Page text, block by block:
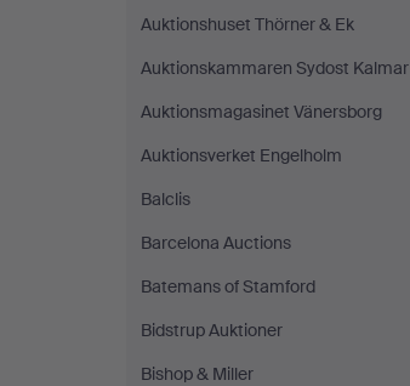
Auktionshuset Thörner & Ek
Auktionskammaren Sydost Kalmar
Auktionsmagasinet Vänersborg
Auktionsverket Engelholm
Balclis
Barcelona Auctions
Batemans of Stamford
Bidstrup Auktioner
Bishop & Miller